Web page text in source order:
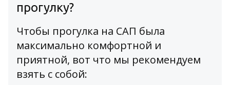
прогулку?
Чтобы прогулка на САП была
максимально комфортной и
приятной, вот что мы рекомендуем
взять с собой: